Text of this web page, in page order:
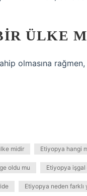
ÜLKE
olmasına
midir Etiyopya hangi
oldu mu Etiyopya işgal
Etiyopya neden farklı